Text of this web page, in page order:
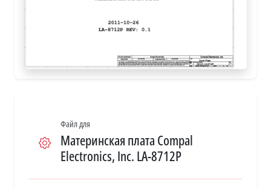
Файл для
Материнская плата Compal
Electronics, Inc. LA-8712P